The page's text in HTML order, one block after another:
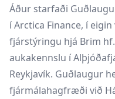
Áður starfaði
í Arctica Finance, í
fjárstýringu hjá Brim
aukakennslu í
Reykjavík. Guðlaugur
fjármálahagfræði við